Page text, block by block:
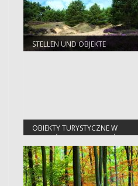
STELLEN UND OBJEKTE
OBIEKTY TURYSTYCZNE W
NADLEŚNICTWIE SŁAWA ŚLĄSKA